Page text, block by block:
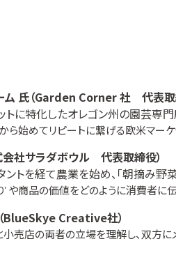
ム 氏（Garden Corner 社 代表取
トに特化したオレゴン州の園芸専
ら始めてリピートに繋げる欧米マー
社サラダボウル 代表取締役）
トを経て農業を始め、「朝摘み野
ʼ や商品の価値をどのように消費者に
BlueSkye Creative社）
売店の両者の立場を理解し、双方に